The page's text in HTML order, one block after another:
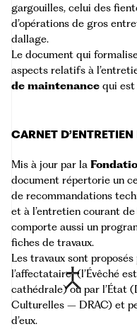
gargouilles, celui des
d’opérations de gros
dallage.
Le document qui
aspects relatifs à
de maintenance qui est
CARNET
Mis à jour par la
document répertorie un
de recommandations
et à l’entretien courant
comporte aussi un
fiches de travaux.
Les travaux sont
l’affectataire (l’Évêché
cathédrale) ou par l’État
Culturelles – DRAC) et
d’eux.